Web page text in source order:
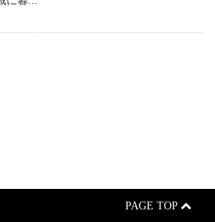
PAGE TOP